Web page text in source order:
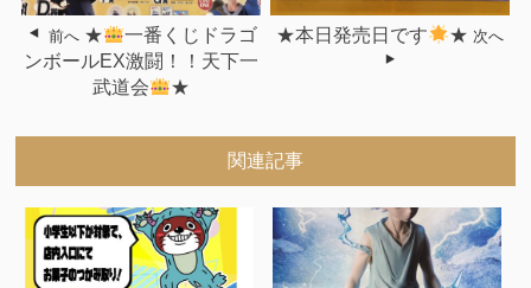
前へ ★
一番くじドラゴ
ンボールEX激闘！！天下一
武道会
★
★本日発売日です ★ 次へ
関連記事